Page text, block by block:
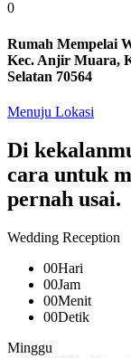
0
Rumah Mempelai
Kec. Anjir Muara,
Selatan 70564
Menuju Lokasi
Di
cara untuk
pernah usai.
Wedding Reception
00Hari
00Jam
00Menit
00Detik
Minggu